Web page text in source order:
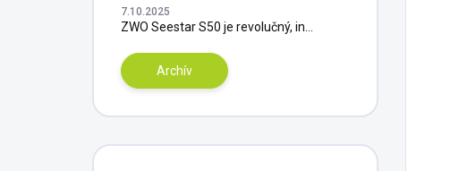
7.10.2025
ZWO Seestar S50 je revolučný, in...
Archív